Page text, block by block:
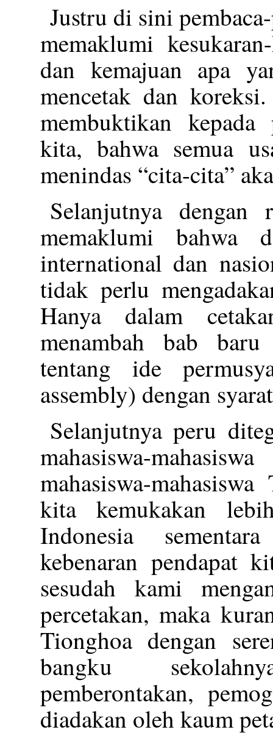
Justru di sini
memaklumi
dan kemajuan apa
mencetak dan
membuktikan kepada
kita, bahwa semua
menindas “cita-cita”
Selanjutnya
memaklumi bahwa
international dan
tidak perlu
Hanya dalam
menambah bab
tentang ide
assembly) dengan
Selanjutnya peru
mahasiswa-
mahasiswa-
kita kemukakan
Indonesia
kebenaran pendapat
sesudah kami
percetakan, maka
Tionghoa dengan
bangku
pemberontakan,
diadakan oleh kaum